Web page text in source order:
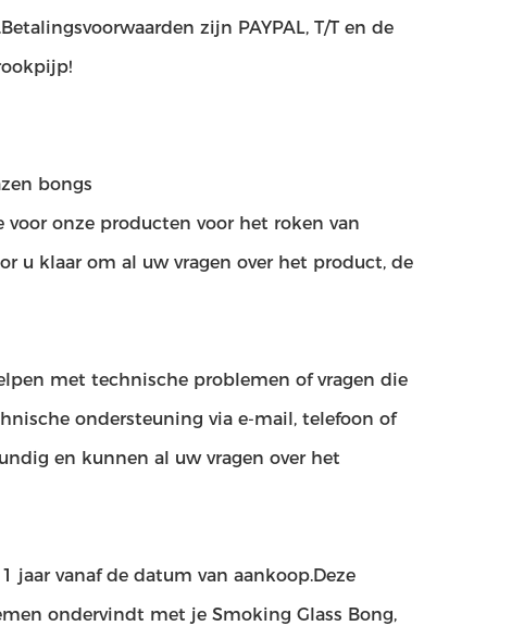
zijn PAYPAL, T/T en de
bongs
onze producten voor het roken van
u klaar om al uw vragen over het product, de
met technische problemen of vragen die
ondersteuning via e-mail, telefoon of
en kunnen al uw vragen over het
jaar vanaf de datum van aankoop.Deze
ondervindt met je Smoking Glass Bong,